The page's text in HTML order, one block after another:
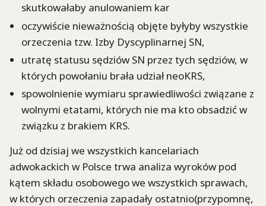
skutkowałaby anulowaniem kar
oczywiście nieważnością objęte byłyby wszystkie
orzeczenia tzw. Izby Dyscyplinarnej SN,
utratę statusu sędziów SN przez tych sędziów, w
których powołaniu brała udział neoKRS,
spowolnienie wymiaru sprawiedliwości związane z
wolnymi etatami, których nie ma kto obsadzić w
związku z brakiem KRS.
Już od dzisiaj we wszystkich kancelariach
adwokackich w Polsce trwa analiza wyroków pod
kątem składu osobowego we wszystkich sprawach,
w których orzeczenia zapadały ostatnio(przypomnę,